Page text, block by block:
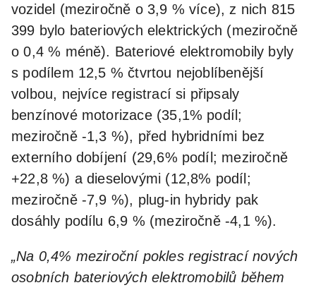
vozidel (meziročně o 3,9 % více), z nich 815
399 bylo bateriových elektrických (meziročně
o 0,4 % méně). Bateriové elektromobily byly
s podílem 12,5 % čtvrtou nejoblíbenější
volbou, nejvíce registrací si připsaly
benzínové motorizace (35,1% podíl;
meziročně -1,3 %), před hybridními bez
externího dobíjení (29,6% podíl; meziročně
+22,8 %) a dieselovými (12,8% podíl;
meziročně -7,9 %), plug-in hybridy pak
dosáhly podílu 6,9 % (meziročně -4,1 %).
„Na 0,4% meziroční pokles registrací nových
osobních bateriových elektromobilů během